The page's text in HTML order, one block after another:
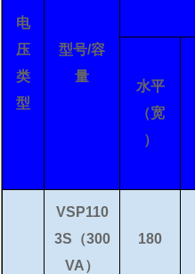
电
压
类
型
型号/容
量
水平
（宽
）
VSP110
3S（300
VA）
180